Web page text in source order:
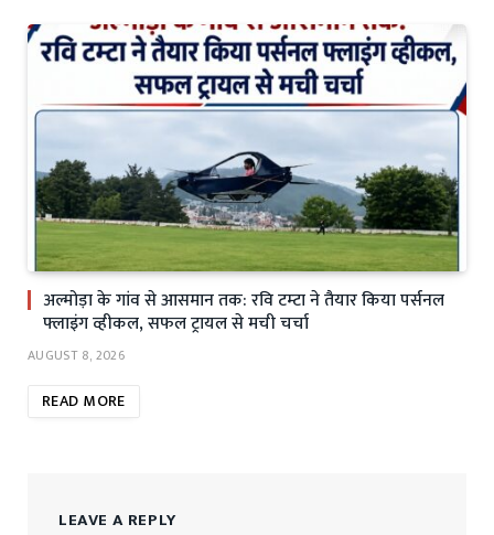
अल्मोड़ा के गांव से आसमान तक: रवि टम्टा ने तैयार किया पर्सनल
फ्लाइंग व्हीकल, सफल ट्रायल से मची चर्चा
AUGUST 8, 2026
READ MORE
LEAVE A REPLY